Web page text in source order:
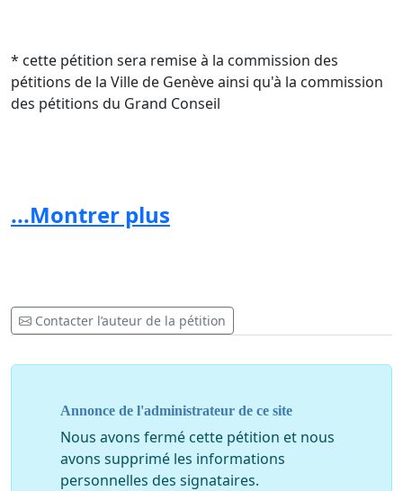
* cette pétition sera remise à la commission des
pétitions de la Ville de Genève ainsi qu'à la commission
des pétitions du Grand Conseil
...Montrer plus
Contacter l’auteur de la pétition
Annonce de l'administrateur de ce site
Nous avons fermé cette pétition et nous
avons supprimé les informations
personnelles des signataires.